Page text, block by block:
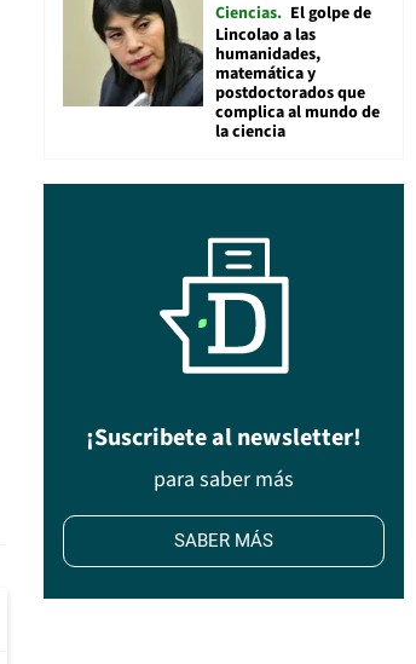
Ciencias El golpe de
Lincolao a las
humanidades,
matemática y
postdoctorados que
complica al mundo de
la ciencia
¡Suscribete al newsletter!
para saber más
SABER MÁS